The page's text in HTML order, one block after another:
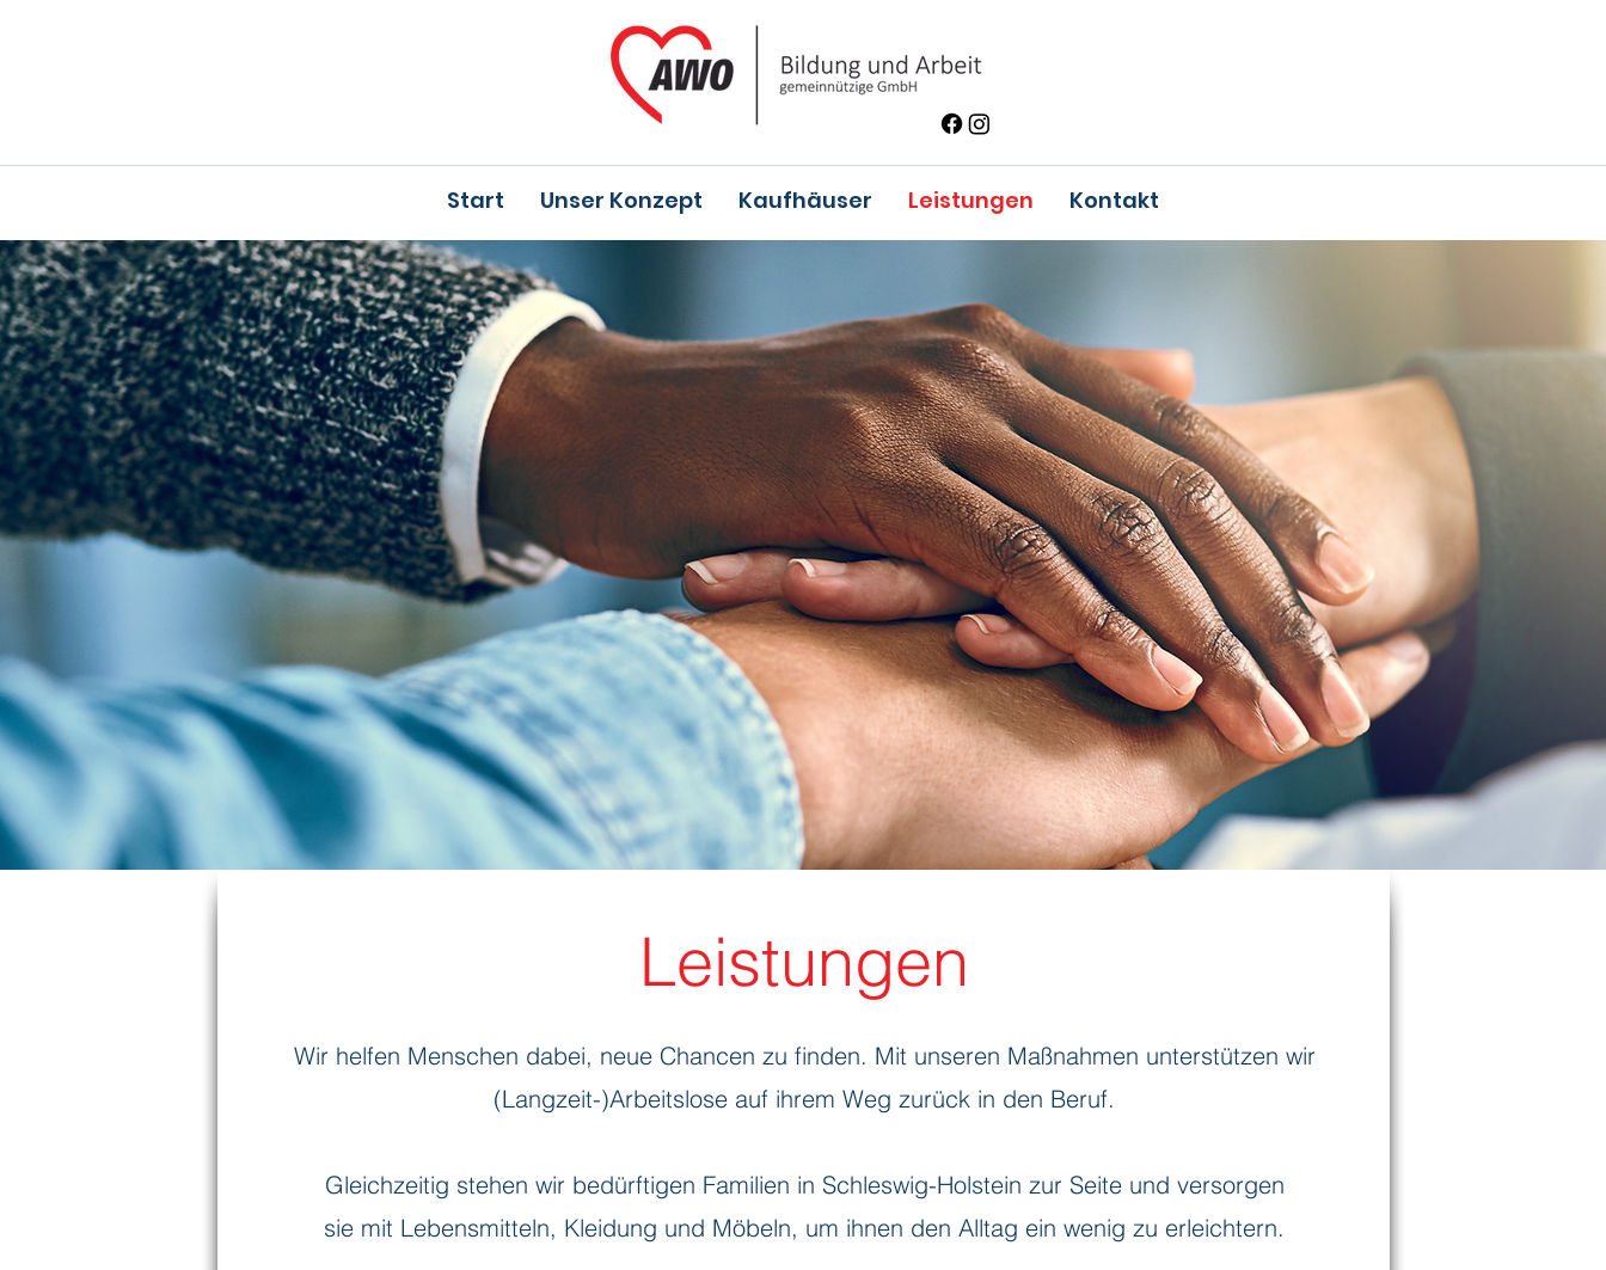
Start Unser Konzept Kaufhäuser Leistungen Kontakt
Leistungen
Wir helfen Menschen dabei, neue Chancen zu finden. Mit unseren Maßnahmen unterstützen wir
(Langzeit-)Arbeitslose auf ihrem Weg zurück in den Beruf.
Gleichzeitig stehen wir bedürftigen Familien in Schleswig-Holstein zur Seite und versorgen
sie mit Lebensmitteln, Kleidung und Möbeln, um ihnen den Alltag ein wenig zu erleichtern.